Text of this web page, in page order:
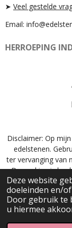
Deze website
doeleinden en/
Door gebruik te
u hiermee
➤ Veel gestelde
Email:
HERROEPING
Disclaimer: Op
edelstenen.
ter vervanging van
De werking is
© 2023 - 2025